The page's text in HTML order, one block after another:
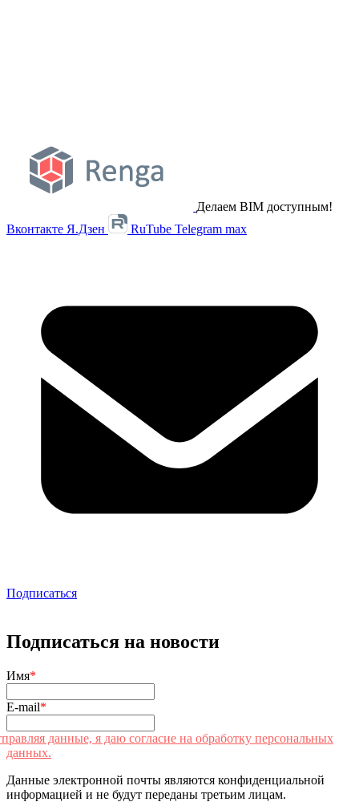
Делаем BIM доступным!
Вконтакте Я.Дзен RuTube Telegram max
Подписаться
Подписаться на новости
Имя*
E-mail*
данные, я даю согласие на обработку персональных
данных.
Данные электронной почты являются конфиденциальной
информацией и не будут переданы третьим лицам.